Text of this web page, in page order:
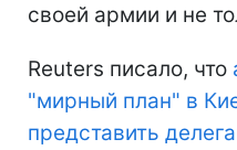
своей армии и не
Reuters писало, что
"мирный план" в
представить